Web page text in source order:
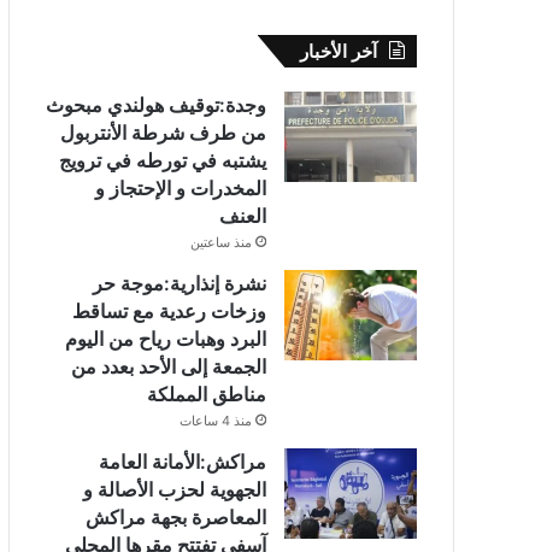
آخر الأخبار
وجدة:توقيف هولندي مبحوث
من طرف شرطة الأنتربول
يشتبه في تورطه في ترويج
المخدرات و الإحتجاز و
العنف
منذ ساعتين
نشرة إنذارية:موجة حر
وزخات رعدية مع تساقط
البرد وهبات رياح من اليوم
الجمعة إلى الأحد بعدد من
مناطق المملكة
منذ 4 ساعات
مراكش:الأمانة العامة
الجهوية لحزب الأصالة و
المعاصرة بجهة مراكش
آسفي تفتتح مقرها المحلي